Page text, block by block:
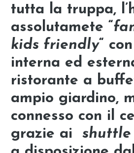
tutta la truppa,
assolutamete “
kids friendly“
interna ed
ristorante a
ampio giardino,
connesso con il
grazie aishuttle